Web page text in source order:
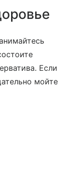
Если
мойте